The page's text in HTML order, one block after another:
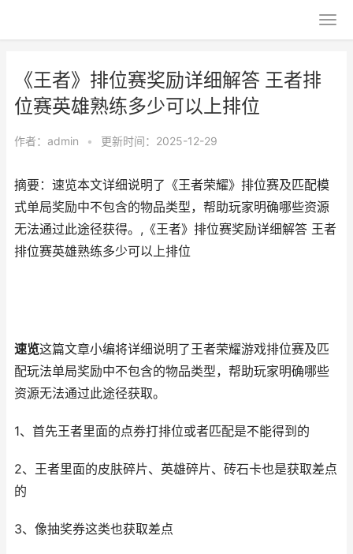
《王者》排位赛奖励详细解答 王者排
位赛英雄熟练多少可以上排位
作者： admin • 更新时间：2025-12-29
摘要：速览本文详细说明了《王者荣耀》排位赛及匹配模
式单局奖励中不包含的物品类型，帮助玩家明确哪些资源
无法通过此途径获得。,《王者》排位赛奖励详细解答 王者
排位赛英雄熟练多少可以上排位
速览这篇文章小编将详细说明了王者荣耀游戏排位赛及匹
配玩法单局奖励中不包含的物品类型，帮助玩家明确哪些
资源无法通过此途径获取。
1、首先王者里面的点券打排位或者匹配是不能得到的
2、王者里面的皮肤碎片、英雄碎片、砖石卡也是获取差点
的
3、像抽奖券这类也获取差点